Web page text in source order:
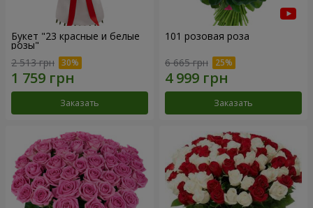
Букет "23 красные и белые
розы"
2 513 грн
Заказать
101 розовая роза
6 665 грн
Заказать